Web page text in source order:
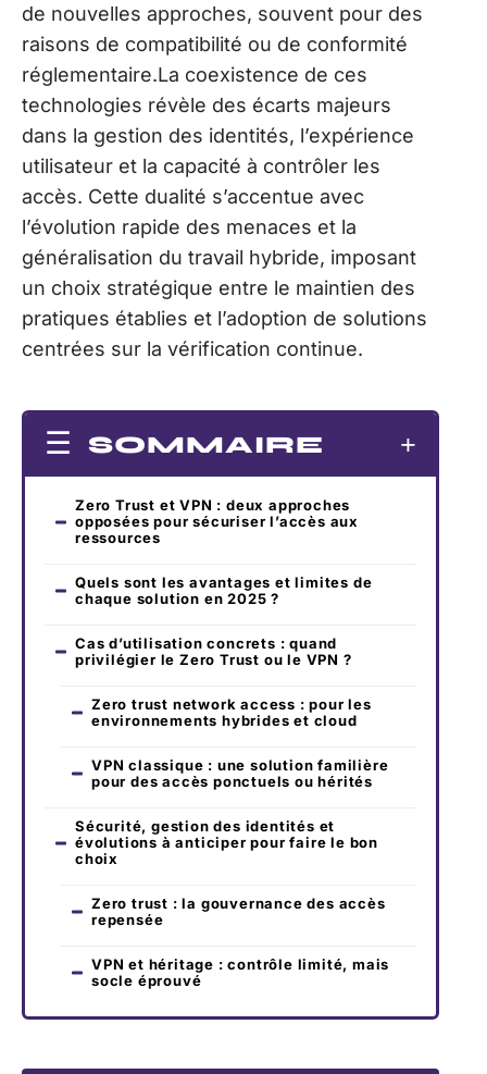
de nouvelles approches, souvent pour des
raisons de compatibilité ou de conformité
réglementaire.La coexistence de ces
technologies révèle des écarts majeurs
dans la gestion des identités, l’expérience
utilisateur et la capacité à contrôler les
accès. Cette dualité s’accentue avec
l’évolution rapide des menaces et la
généralisation du travail hybride, imposant
un choix stratégique entre le maintien des
pratiques établies et l’adoption de solutions
centrées sur la vérification continue.
SOMMAIRE
Zero Trust et VPN : deux approches
opposées pour sécuriser l’accès aux
ressources
Quels sont les avantages et limites de
chaque solution en 2025 ?
Cas d’utilisation concrets : quand
privilégier le Zero Trust ou le VPN ?
Zero trust network access : pour les
environnements hybrides et cloud
VPN classique : une solution familière
pour des accès ponctuels ou hérités
Sécurité, gestion des identités et
évolutions à anticiper pour faire le bon
choix
Zero trust : la gouvernance des accès
repensée
VPN et héritage : contrôle limité, mais
socle éprouvé